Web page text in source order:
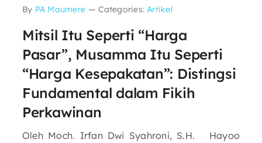
By PA Maumere — Categories: Artikel
Mitsil Itu Seperti “Harga
Pasar”, Musamma Itu Seperti
“Harga Kesepakatan”: Distingsi
Fundamental dalam Fikih
Perkawinan
Oleh Moch. Irfan Dwi Syahroni, S.H. Hayoo